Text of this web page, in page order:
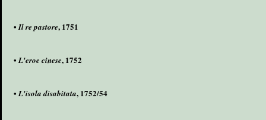
•Il re pastore, 1751
•L'eroe cinese, 1752
•L'isola disabitata, 1752/54